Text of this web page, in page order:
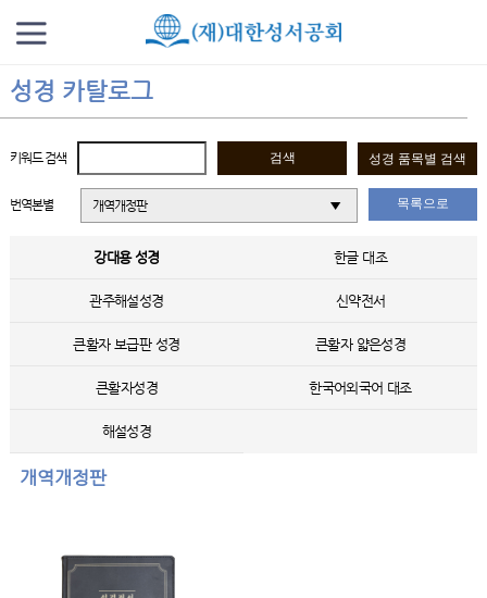
성경 카탈로그
키워드 검색
번역본별 개역개정판 목록으로
강대용 성경 한글 대조
관주해설성경 신약전서
큰활자 보급판 성경 큰활자 얇은성경
큰활자성경 한국어외국어 대조
해설성경
개역개정판